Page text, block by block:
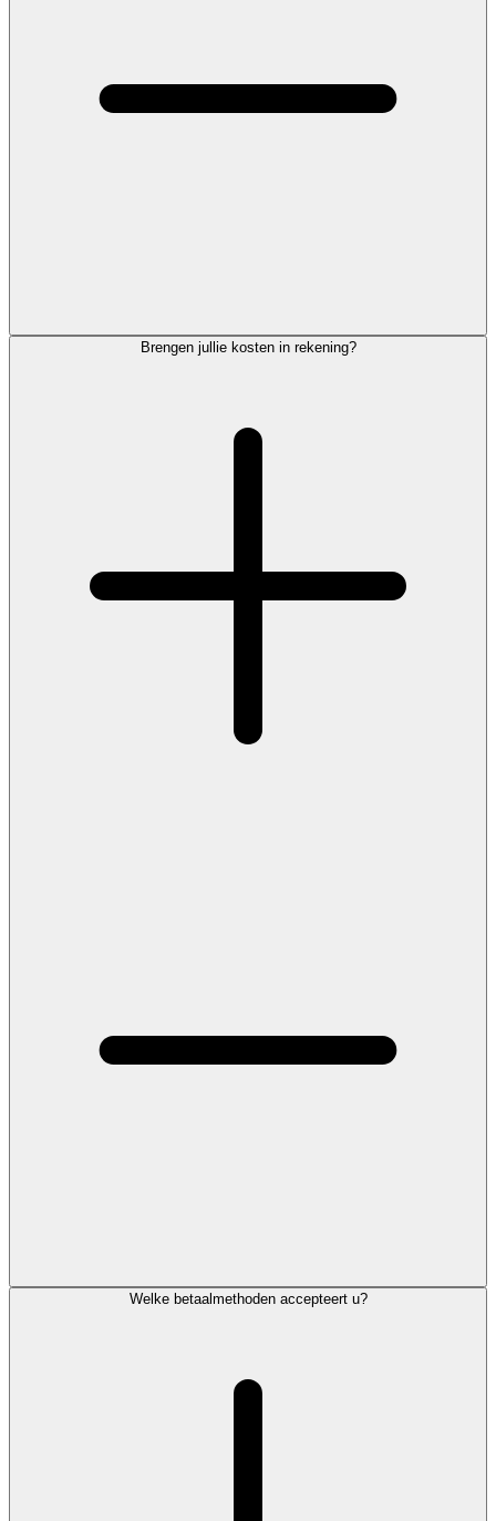
Brengen jullie kosten in rekening?
Welke betaalmethoden accepteert u?